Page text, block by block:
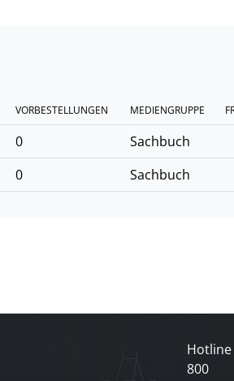
VORBESTELLUNGEN MEDIENGRUPPE
0 Sachbuch
0 Sachbuch
Hotline
800